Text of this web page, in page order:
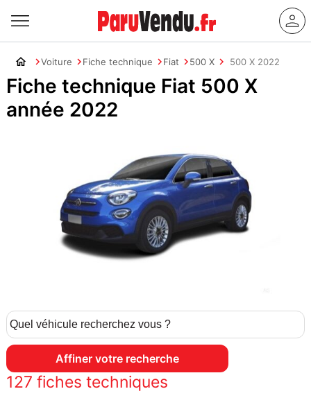
Voiture Fiche technique Fiat 500 X 500 X 2022
Fiche technique Fiat 500 X
année 2022
127 fiches techniques